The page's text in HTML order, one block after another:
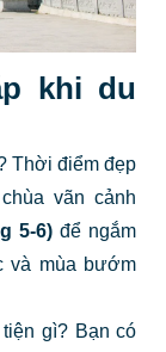
khi du
Thời điểm đẹp
vãn cảnh
5-6) để ngắm
và mùa bướm
gì? Bạn có